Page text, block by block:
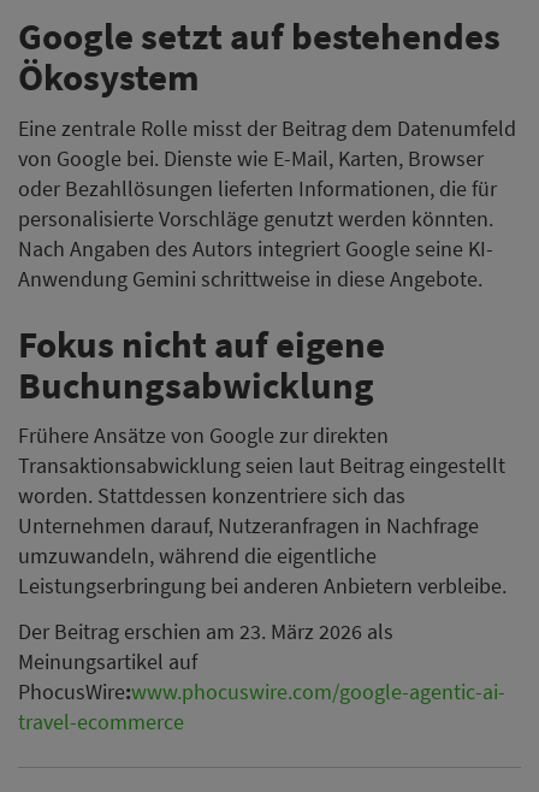
Google setzt auf bestehendes
Ökosystem
Eine zentrale Rolle misst der Beitrag dem Datenumfeld
von Google bei. Dienste wie E-Mail, Karten, Browser
oder Bezahllösungen lieferten Informationen, die für
personalisierte Vorschläge genutzt werden könnten.
Nach Angaben des Autors integriert Google seine KI-
Anwendung Gemini schrittweise in diese Angebote.
Fokus nicht auf eigene
Buchungsabwicklung
Frühere Ansätze von Google zur direkten
Transaktionsabwicklung seien laut Beitrag eingestellt
worden. Stattdessen konzentriere sich das
Unternehmen darauf, Nutzeranfragen in Nachfrage
umzuwandeln, während die eigentliche
Leistungserbringung bei anderen Anbietern verbleibe.
Der Beitrag erschien am 23. März 2026 als
Meinungsartikel auf
PhocusWire:www.phocuswire.com/google-agentic-ai-
travel-ecommerce